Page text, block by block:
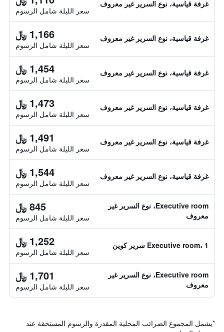
غرفة قياسية، نوع السرير غير معروف
سعر الليلة شامل الرسوم
غرفة قياسية، نوع السرير غير معروف 1,166 ﷼
سعر الليلة شامل الرسوم
غرفة قياسية، نوع السرير غير معروف 1,454 ﷼
سعر الليلة شامل الرسوم
غرفة قياسية، نوع السرير غير معروف 1,473 ﷼
سعر الليلة شامل الرسوم
غرفة قياسية، نوع السرير غير معروف 1,491 ﷼
سعر الليلة شامل الرسوم
غرفة قياسية، نوع السرير غير معروف 1,544 ﷼
سعر الليلة شامل الرسوم
Executive room، نوع السرير غير
معروف
845 ﷼
سعر الليلة شامل الرسوم
Executive room، 1 سرير كوين 1,252 ﷼
سعر الليلة شامل الرسوم
Executive room، نوع السرير غير
معروف
1,701 ﷼
سعر الليلة شامل الرسوم
*يشمل المجموع الضرائب المحلية المقدرة والرسوم المستحقة عند